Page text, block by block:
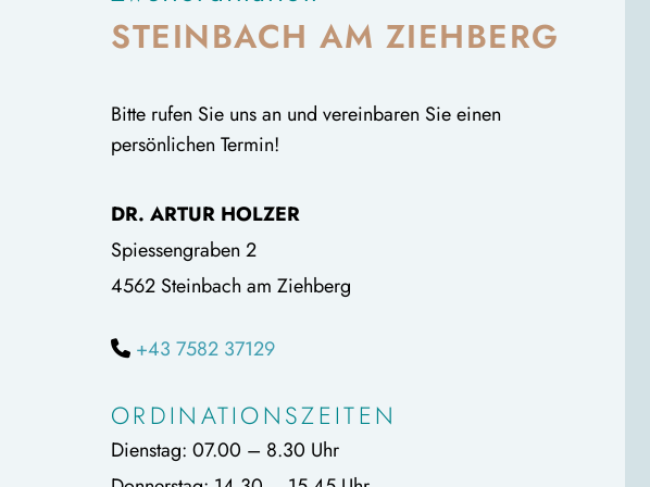
STEINBACH AM ZIEHBERG
Bitte rufen Sie uns an und vereinbaren Sie einen
persönlichen Termin!
DR. ARTUR HOLZER
Spiessengraben 2
4562 Steinbach am Ziehberg
 +43 7582 37129
ORDINATIONSZEITEN
Dienstag: 07.00 – 8.30 Uhr